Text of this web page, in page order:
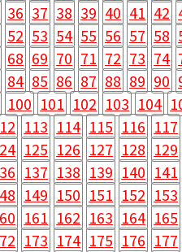
36 37 38 39 40 41 42
52 53 54 55 56 57 58
68 69 70 71 72 73 74
84 85 86 87 88 89 90
100 101 102 103 104
113 114 115 116 117
125 126 127 128 129
137 138 139 140 141
149 150 151 152 153
161 162 163 164 165
173 174 175 176 177